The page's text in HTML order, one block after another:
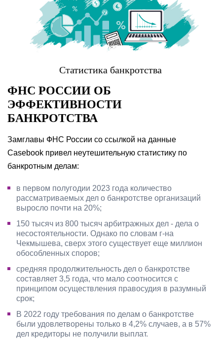
Статистика банкротства
ФНС РОССИИ ОБ
ЭФФЕКТИВНОСТИ
БАНКРОТСТВА
Замглавы ФНС России со ссылкой на данные
Casebook привел неутешительную статистику по
банкротным делам:
в первом полугодии 2023 года количество
рассматриваемых дел о банкротстве организаций
выросло почти на 20%;
150 тысяч из 800 тысяч арбитражных дел - дела о
несостоятельности. Однако по словам г-на
Чекмышева, сверх этого существует еще миллион
обособленных споров;
средняя продолжительность дел о банкротстве
составляет 3,5 года, что мало соотносится с
принципом осуществления правосудия в разумный
срок;
В 2022 году требования по делам о банкротстве
были удовлетворены только в 4,2% случаев, а в 57%
дел кредиторы не получили выплат.